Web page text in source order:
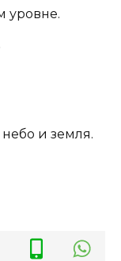
уровне.
небо и земля.